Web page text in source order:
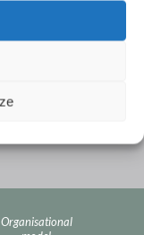
Organisational